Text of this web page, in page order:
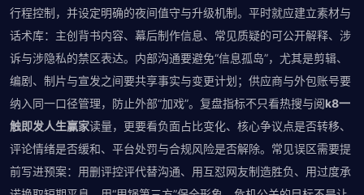
行程控制，并设定明确的夜间值守与升级机制。平时就应建立素材与
话术库：主创背书内容、幕后制作信息、常见质疑的可公开解释、涉
诉与涉隐私的禁区表达。内部沟通要避免“信息孤岛”，尤其是剪辑、
编剧、制片与宣发之间要共享事实与变更计划；供应商与外包账号要
纳入同一口径管理，防止外部“加戏”。复盘指标不只看热搜与阅k8一
触即发人生赢家读量，更要看负面占比变化、核心争议点是否转移、
评论情绪是否缓和、平台处罚与合规风险是否解除。常见误区需要提
前写进预案：用删评控评代替沟通、用互怼网友制造胜负、用过度承